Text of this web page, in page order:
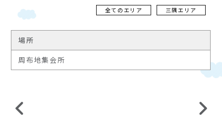
全てのエリア 三隅エリア
場所
周布地集会所